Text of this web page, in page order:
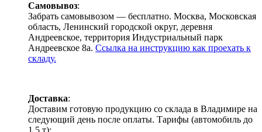
Самовывоз:
Забрать самовывозом — бесплатно. Москва, Московская
область, Ленинский городской округ, деревня
Андреевское, территория Индустриальный парк
Андреевское 8а. Ссылка на инструкцию как проехать к
складу.
Доставка:
Доставим готовую продукцию со склада в Владимире на
следующий день после оплаты. Тарифы (автомобиль до